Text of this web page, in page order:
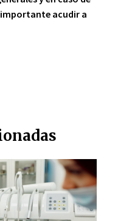
acudir a